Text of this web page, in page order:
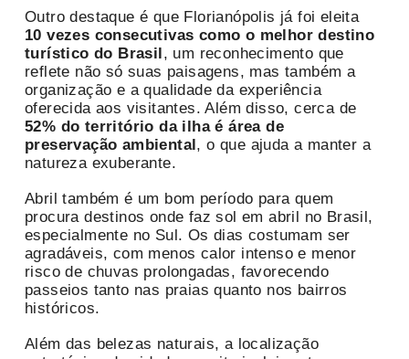
Outro destaque é que Florianópolis já foi eleita
10 vezes consecutivas como o melhor destino
turístico do Brasil , um reconhecimento que
reflete não só suas paisagens, mas também a
organização e a qualidade da experiência
oferecida aos visitantes. Além disso, cerca de
52% do território da ilha é área de
preservação ambiental , o que ajuda a manter a
natureza exuberante.
Abril também é um bom período para quem
procura destinos onde faz sol em abril no Brasil,
especialmente no Sul. Os dias costumam ser
agradáveis, com menos calor intenso e menor
risco de chuvas prolongadas, favorecendo
passeios tanto nas praias quanto nos bairros
históricos.
Além das belezas naturais, a localização